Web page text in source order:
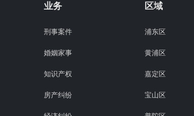
业务
刑事案件
婚姻家事
知识产权
房产纠纷
区域
浦东区
黄浦区
嘉定区
宝山区